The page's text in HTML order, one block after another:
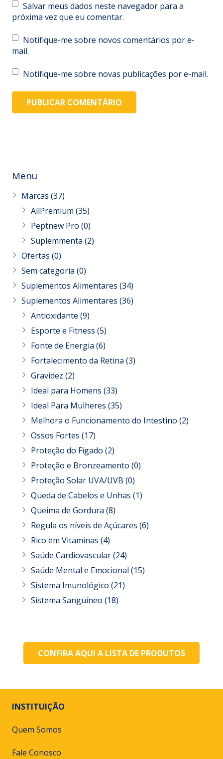
Salvar meus dados neste navegador para a
próxima vez que eu comentar.
Notifique-me sobre novos comentários por e-
mail.
Notifique-me sobre novas publicações por e-mail.
Menu
Marcas (37)
AllPremium (35)
Peptnew Pro (0)
Suplemmenta (2)
Ofertas (0)
Sem categoria (0)
Suplementos Alimentares (34)
Suplementos Alimentares (36)
Antioxidante (9)
Esporte e Fitness (5)
Fonte de Energia (6)
Fortalecimento da Retina (3)
Gravidez (2)
Ideal para Homens (33)
Ideal Para Mulheres (35)
Melhora o Funcionamento do Intestino (2)
Ossos Fortes (17)
Proteção do Fígado (2)
Proteção e Bronzeamento (0)
Proteção Solar UVA/UVB (0)
Queda de Cabelos e Unhas (1)
Queima de Gordura (8)
Regula os níveis de Açúcares (6)
Rico em Vitaminas (4)
Saúde Cardiovascular(24)
Saúde Mental e Emocional (15)
Sistema Imunológico (21)
Sistema Sanguíneo (18)
CONFIRA AQUI A LISTA DE PRODUTOS
INSTITUIÇÃO
Quem Somos
Fale Conosco